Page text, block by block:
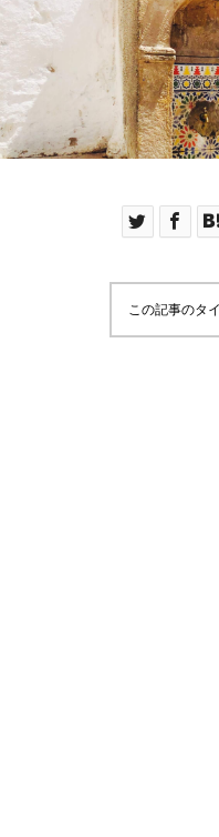
この記事のタ